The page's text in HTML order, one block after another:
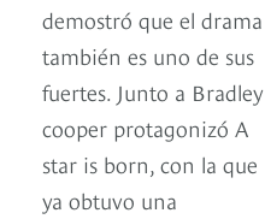
demostró que el drama
también es uno de sus
fuertes. Junto a Bradley
cooper protagonizó A
star is born, con la que
ya obtuvo una